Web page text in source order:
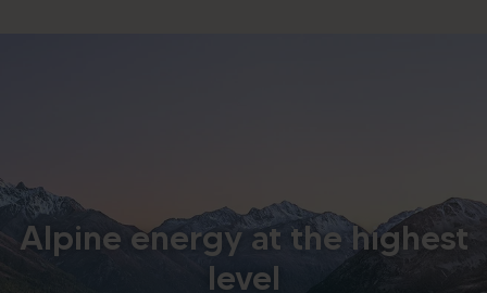
Alpine energy at the highest
level